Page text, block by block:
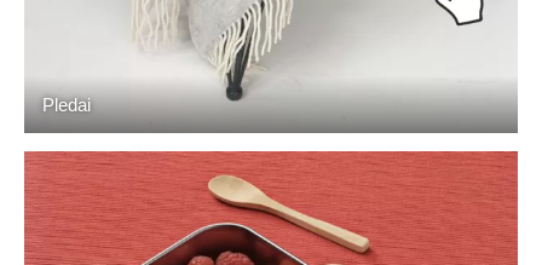
Pledai